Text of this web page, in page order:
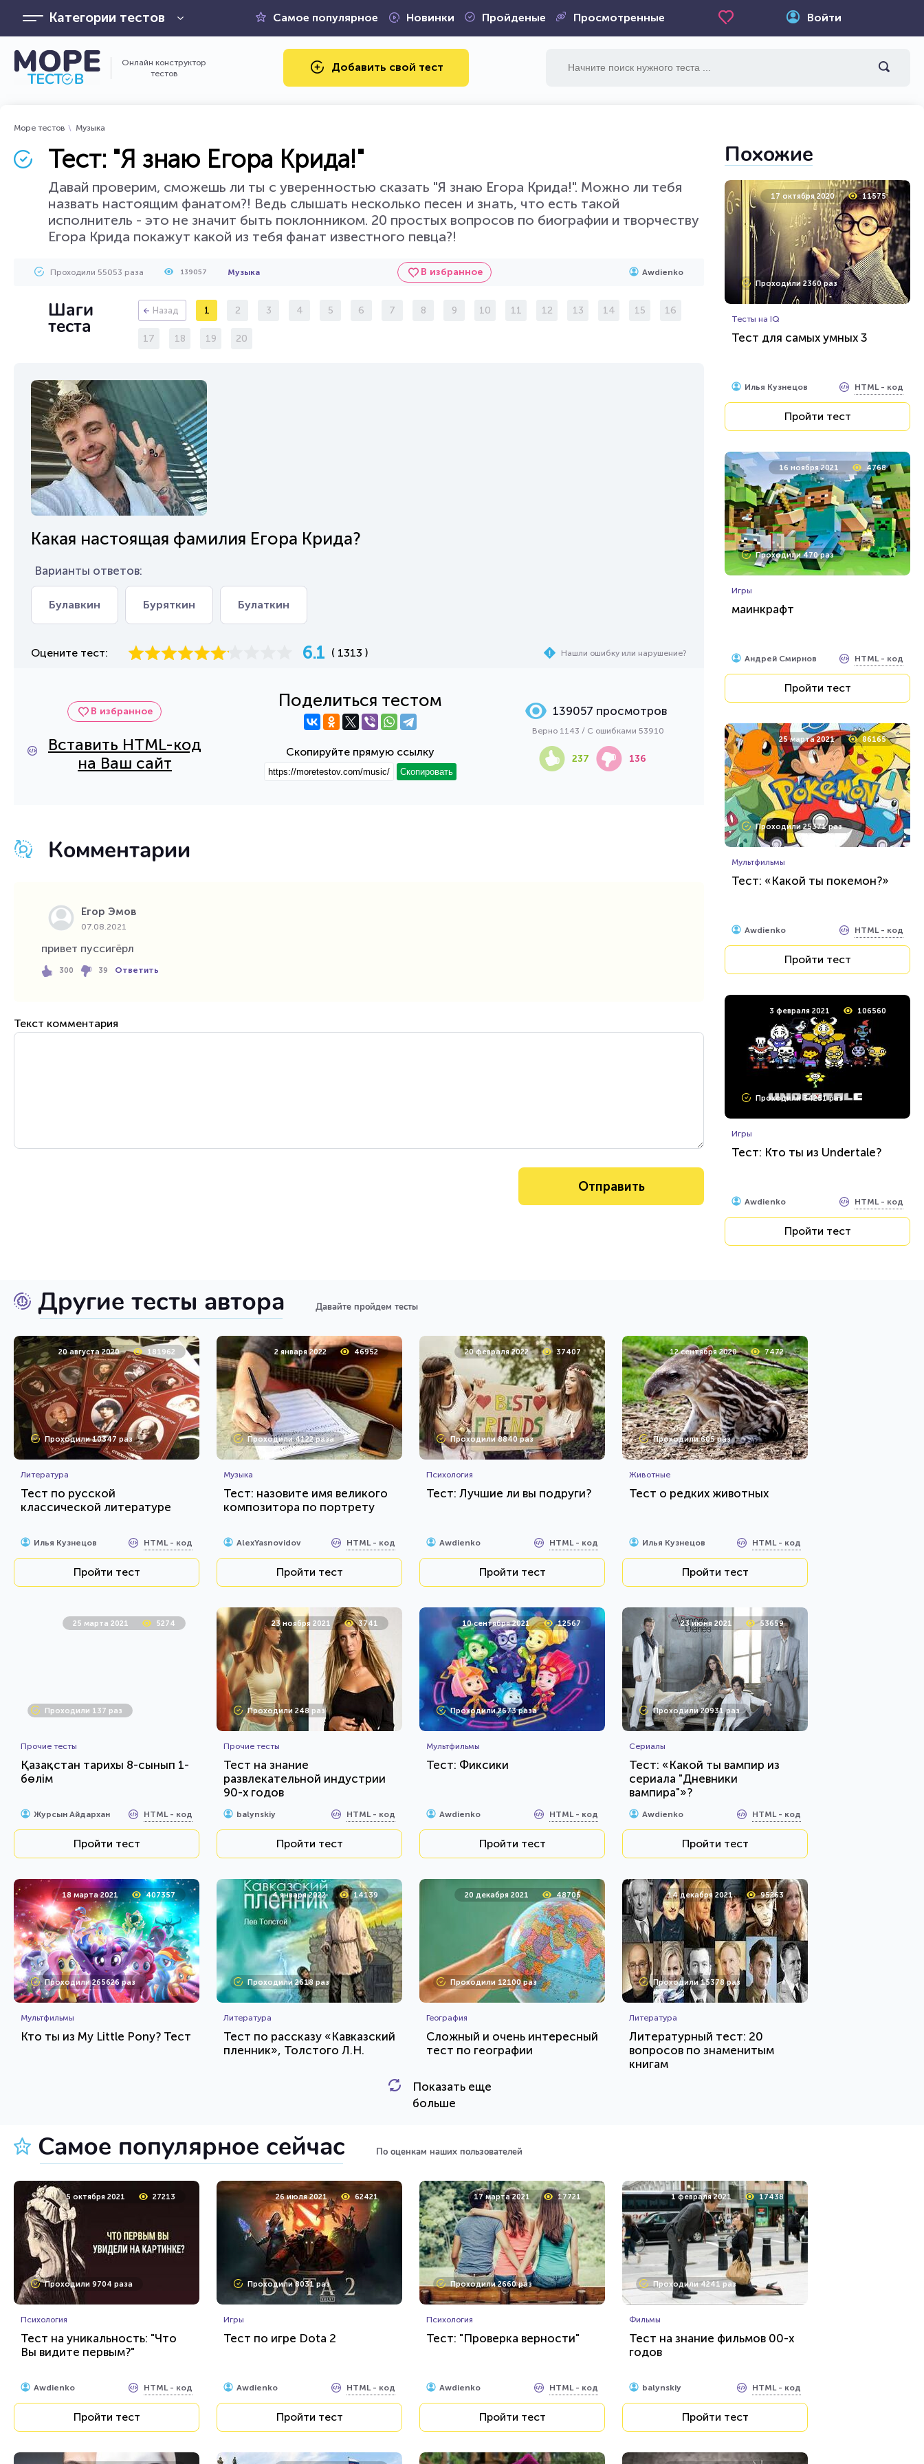
Категории тестов Самое популярное Новинки Пройденые Просмотренные Войти
Онлайн конструктор
тестов
Добавить свой тест
Море тестов Музыка
Тест: "Я знаю Егора Крида!"
Давай проверим, сможешь ли ты с уверенностью сказать "Я знаю Егора Крида!". Можно ли тебя
назвать настоящим фанатом?! Ведь слышать несколько песен и знать, что есть такой
исполнитель - это не значит быть поклонником. 20 простых вопросов по биографии и творчеству
Егора Крида покажут какой из тебя фанат известного певца?!
Проходили 55053 раза 139057 Музыка В избранное Awdienko
Шаги
теста
Назад 1 2 3 4 5 6 7 8 9 10 11 12 13 14 15 16
17 18 19 20
Какая настоящая фамилия Егора Крида?
Варианты ответов:
Булавкин Буряткин Булаткин
Оцените тест: 6.1 ( 1313 ) Нашли ошибку или нарушение?
В избранное
Вставить HTML-код
на Ваш сайт
Поделиться тестом
Скопируйте прямую ссылку
Скопировать
139057 просмотров
Верно 1143 / С ошибками 53910
237 136
Комментарии
Егор Эмов
07.08.2021
привет пуссигёрл
300 39 Ответить
Текст комментария
Похожие
17 октября 2020 11575
Проходили 2360 раз
Тесты на IQ
Тест для самых умных 3
Илья Кузнецов HTML - код
Пройти тест
16 ноября 2021 4768
Проходили 470 раз
Игры
маинкрафт
Андрей Смирнов HTML - код
Пройти тест
25 марта 2021 86165
Проходили 25371 раз
Мультфильмы
Тест: «Какой ты покемон?»
Awdienko HTML - код
Пройти тест
3 февраля 2021 106560
Проходили 34251 раз
Игры
Тест: Кто ты из Undertale?
Awdienko HTML - код
Пройти тест
Другие тесты автора Давайте пройдем тесты
20 августа 2020 181962
Проходили 10347 раз
Литература
Тест по русской
классической литературе
Илья Кузнецов HTML - код
Пройти тест
2 января 2022 46952
Проходили 4122 раза
Музыка
Тест: назовите имя великого
композитора по портрету
AlexYasnovidov HTML - код
Пройти тест
20 февраля 2022 37407
Проходили 8840 раз
Психология
Тест: Лучшие ли вы подруги?
Awdienko HTML - код
Пройти тест
12 сентября 2020 7472
Проходили 605 раз
Животные
Тест о редких животных
Илья Кузнецов HTML - код
Пройти тест
25 марта 2021 5274
Проходили 137 раз
Прочие тесты
Қазақстан тарихы 8-сынып 1-
бөлім
Журсын Айдархан HTML - код
Пройти тест
23 ноября 2021 3741
Проходили 248 раз
Прочие тесты
Тест на знание
развлекательной индустрии
90-х годов
balynskiy HTML - код
Пройти тест
10 сентября 2021 12567
Проходили 2673 раза
Мультфильмы
Тест: Фиксики
Awdienko HTML - код
Пройти тест
23 июня 2021 53659
Проходили 20931 раз
Сериалы
Тест: «Какой ты вампир из
сериала "Дневники
вампира"»?
Awdienko HTML - код
Пройти тест
18 марта 2021 407357
Проходили 265626 раз
Мультфильмы
Кто ты из My Little Pony? Тест
4 января 2022 14139
Проходили 2618 раз
Литература
Тест по рассказу «Кавказский
пленник», Толстого Л.Н.
HTML - код
20 декабря 2021 48705
Проходили 12100 раз
География
Сложный и очень интересный
тест по географии
AlexYasnovidov
14 декабря 2021 95263
Проходили 15378 раз
Литература
Литературный тест: 20
вопросов по знаменитым
книгам
11 ноября 2021 5252
Проходили 157 раз
Музыка
Стинг - человек-легенда,
любимец всех возрастов и
всех континентов
AlexYasnovidov
Пройти тест
18 августа 2021
Проходили 20633 раза
Правописание
Тест: Приставки пре / при
Пройти тест
Проходили 2419 раз
История
Очень сложный тест: "СССР"
Пройти тест
Проходили 1587 раз
Тесты на IQ
Тест для самых умных
Илья Кузнецов
Пройти тест
Показать еще
больше
Самое популярное сейчас По оценкам наших пользователей
5 октября 2021 27213
Проходили 9704 раза
Психология
Тест на уникальность: "Что
Вы видите первым?"
Awdienko HTML - код
Пройти тест
26 июля 2021 62421
Проходили 8031 раз
Игры
Тест по игре Dota 2
Awdienko HTML - код
Пройти тест
17 марта 2021 17721
Проходили 2660 раз
Психология
Тест: "Проверка верности"
Awdienko HTML - код
Пройти тест
1 февраля 2021 17438
Проходили 4241 раз
Фильмы
Тест на знание фильмов 00-х
годов
balynskiy HTML - код
Пройти тест